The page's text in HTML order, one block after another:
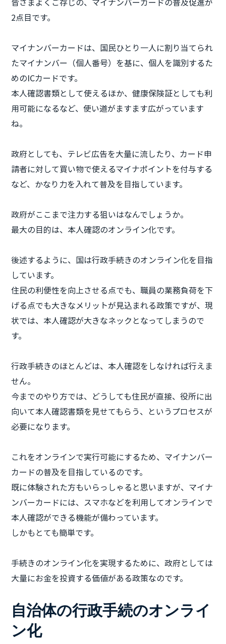
2点目です。
マイナンバーカードは、国民ひとり一人に割り当てられ
たマイナンバー（個人番号）を基に、個人を識別するた
めのICカードです。
本人確認書類として使えるほか、健康保険証としても利
用可能になるなど、使い道がますます広がっています
ね。
政府としても、テレビ広告を大量に流したり、カード申
請者に対して買い物で使えるマイナポイントを付与する
など、かなり力を入れて普及を目指しています。
政府がここまで注力する狙いはなんでしょうか。
最大の目的は、本人確認のオンライン化です。
後述するように、国は行政手続きのオンライン化を目指
しています。
住民の利便性を向上させる点でも、職員の業務負荷を下
げる点でも大きなメリットが見込まれる政策ですが、現
状では、本人確認が大きなネックとなってしまうので
す。
行政手続きのほとんどは、本人確認をしなければ行えま
せん。
今までのやり方では、どうしても住民が直接、役所に出
向いて本人確認書類を見せてもらう、というプロセスが
必要になります。
これをオンラインで実行可能にするため、マイナンバー
カードの普及を目指しているのです。
既に体験された方もいらっしゃると思いますが、マイナ
ンバーカードには、スマホなどを利用してオンラインで
本人確認ができる機能が備わっています。
しかもとても簡単です。
手続きのオンライン化を実現するために、政府としては
大量にお金を投資する価値がある政策なのです。
自治体の行政手続のオンライ
ン化